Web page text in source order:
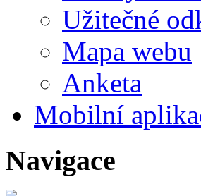
Užitečné
Mapa webu
Anketa
Mobilní
Navigace